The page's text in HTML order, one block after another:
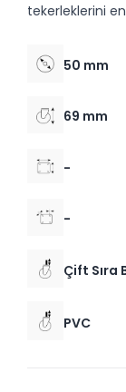
tekerleklerini
50 mm
69 mm
-
-
Çift Sıra
PVC